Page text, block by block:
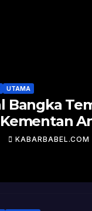
UTAMA
Bangka
Pelepasan
KABARBABEL.COM